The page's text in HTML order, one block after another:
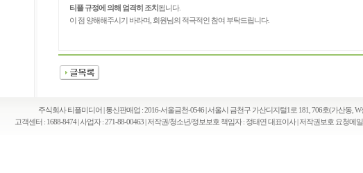
티플 규정에 의해 엄격히 조치됩니다.
이 점 양해해주시기 바라며, 회원님의 적극적인 참여 부탁드립니다.
주식회사 티플미디어 | 통신판매업 : 2016-서울금천-0546 | 서울시 금천구 가산디지털1로 181, 706호(가산동, W
고객센터 : 1688-8474 | 사업자 : 271-88-00463 | 저작권/청소년/정보보호 책임자 : 정태연 대표이사 | 저작권보호 요청메일 :